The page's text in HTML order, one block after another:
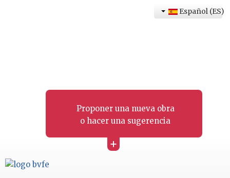
Proponer una nueva obra
o hacer una sugerencia
+
Español (ES)